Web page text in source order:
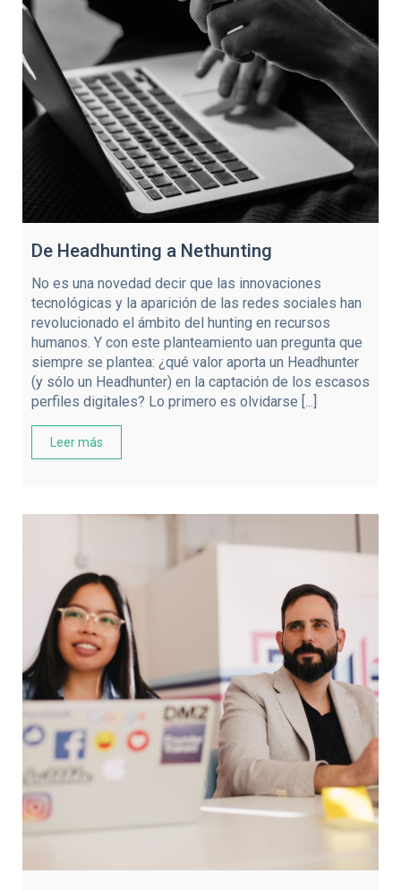
De Headhunting a Nethunting
No es una novedad decir que las innovaciones
tecnológicas y la aparición de las redes sociales han
revolucionado el ámbito del hunting en recursos
humanos. Y con este planteamiento uan pregunta que
siempre se plantea: ¿qué valor aporta un Headhunter
(y sólo un Headhunter) en la captación de los escasos
perfiles digitales? Lo primero es olvidarse [...]
Leer más